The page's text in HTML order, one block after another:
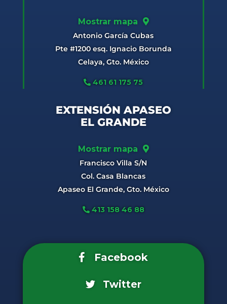
Mostrar mapa
Antonio García Cubas
Pte #1200 esq. Ignacio Borunda
Celaya, Gto. México
461 61 175 75
EXTENSIÓN APASEO
EL GRANDE
Mostrar mapa
Francisco Villa S/N
Col. Casa Blancas
Apaseo El Grande, Gto. México
413 158 46 88
Facebook
Twitter